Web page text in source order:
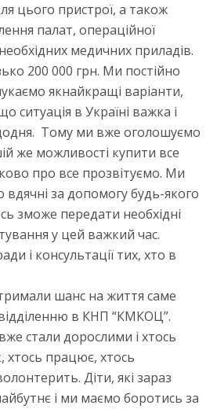
цього пристрої, а також
палат, операційної
медичних приладів.
200 000 грн. Ми постійно
якнайкращі варіанти,
ситуація в Україні важка і
Тому ми вже оголошуємо
же можливості купити все
про все прозвітуємо. Ми
за допомогу будь-якого
зможе передати необхідні
у цей важкий час.
і консультації тих, хто в
шанс на життя саме
в КНП “КМКОЦ”.
стали дорослими і хтось
хтось працює, хтось
Діти, які зараз
і ми маємо боротись за